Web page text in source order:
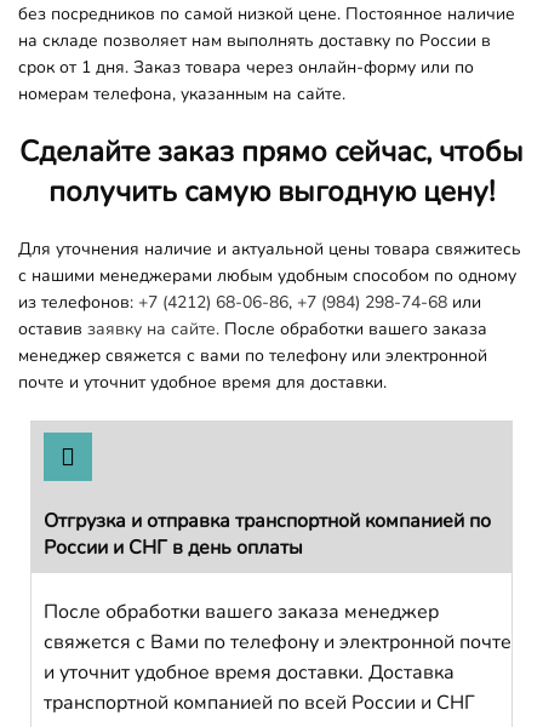
без посредников по самой низкой цене. Постоянное наличие
на складе позволяет нам выполнять доставку по России в
срок от 1 дня. Заказ товара через онлайн-форму или по
номерам телефона, указанным на сайте.
Сделайте заказ прямо сейчас, чтобы
получить самую выгодную цену!
Для уточнения наличие и актуальной цены товара свяжитесь
с нашими менеджерами любым удобным способом по одному
из телефонов: +7 (4212) 68-06-86, +7 (984) 298-74-68 или
оставив заявку на сайте. После обработки вашего заказа
менеджер свяжется с вами по телефону или электронной
почте и уточнит удобное время для доставки.
Отгрузка и отправка транспортной компанией по
России и СНГ в день оплаты
После обработки вашего заказа менеджер
свяжется с Вами по телефону и электронной почте
и уточнит удобное время доставки. Доставка
транспортной компанией по всей России и СНГ